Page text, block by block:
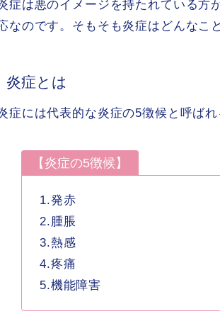
症は悪のイメージを持たれている方
なのです。そもそも炎症はどんなこ
炎症とは
症には代表的な炎症の5徴候と呼ば
【 炎症の5徴候】
1.発赤
2.腫脹
3.熱感
4.疼痛
5.機能障害